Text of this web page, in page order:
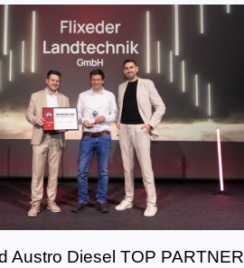
Austro Diesel TOP PARTNER